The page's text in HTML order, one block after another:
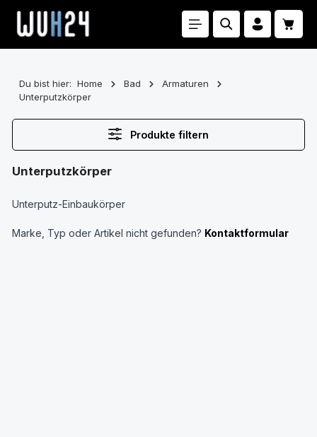
Zum Hauptinhalt springen
Du bist hier: Home Bad
Armaturen
Unterputzkörper
Produkte filtern
Unterputzkörper
Unterputz-Einbaukörper
Marke, Typ oder Artikel nicht gefunden? Kontaktformular